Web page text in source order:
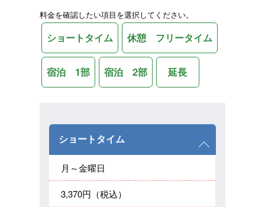
料金を確認したい項目を選択してください。
ショートタイム 休憩 フリータイム
宿泊 1部 宿泊 2部 延長
ショートタイム
月～金曜日
3,370円（税込）